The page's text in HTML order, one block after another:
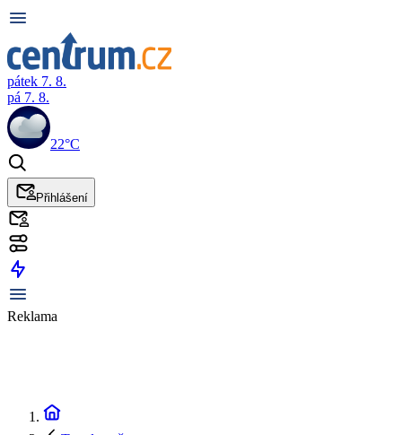
pátek 7. 8.
pá 7. 8.
22°C
Přihlášení
Reklama